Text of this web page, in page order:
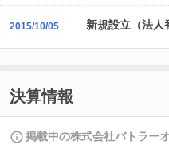
2015/10/05 新規設立（法人
決算情報
掲載中の株式会社バトラー